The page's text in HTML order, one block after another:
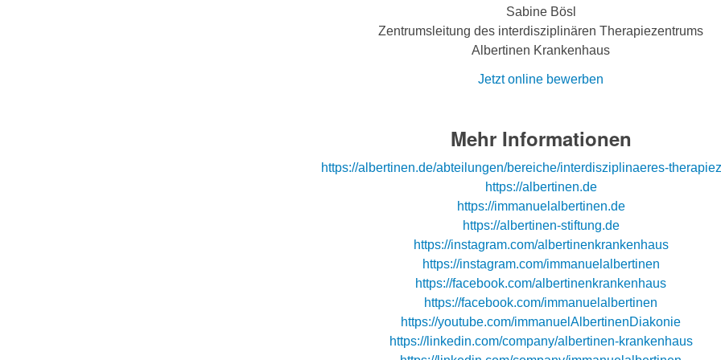
Sabine Bösl
Zentrumsleitung des interdisziplinären Therapiezentrums
Albertinen Krankenhaus
Jetzt online bewerben
Mehr Informationen
https://albertinen.de/abteilungen/bereiche/interdisziplinaeres-
https://albertinen.de
https://immanuelalbertinen.de
https://albertinen-stiftung.de
https://instagram.com/albertinenkrankenhaus
https://instagram.com/immanuelalbertinen
https://facebook.com/albertinenkrankenhaus
https://facebook.com/immanuelalbertinen
https://youtube.com/immanuelAlbertinenDiakonie
https://linkedin.com/company/albertinen-krankenhaus